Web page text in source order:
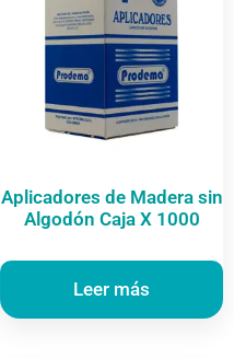
Aplicadores de Madera sin
Algodón Caja X 1000
Leer más